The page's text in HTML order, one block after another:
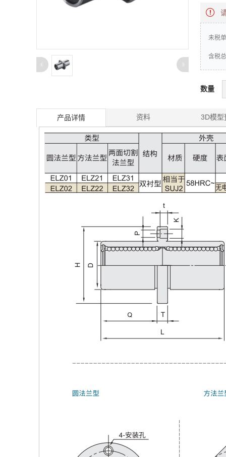

未税
含税
数量
产品详情 资料 3D模型